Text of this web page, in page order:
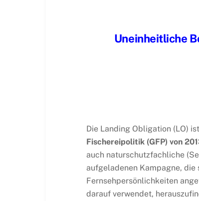
Uneinheitliche
Die Landing Obligation (LO)
Fischereipolitik (GFP) von
auch naturschutzfachliche
aufgeladenen Kampagne,
Fernsehpersönlichkeiten
darauf verwendet,